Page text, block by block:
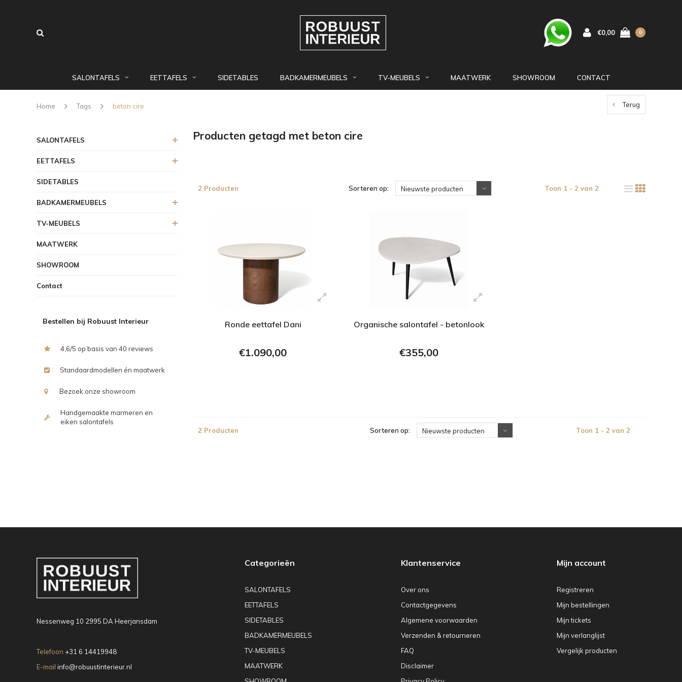
€0,00 0
SALONTAFELS EETTAFELS SIDETABLES BADKAMERMEUBELS TV-MEUBELS MAATWERK SHOWROOM CONTACT
Home Tags beton cire Terug
SALONTAFELS
EETTAFELS
SIDETABLES
BADKAMERMEUBELS
TV-MEUBELS
MAATWERK
SHOWROOM
Contact
Bestellen bij Robuust Interieur
4,6/5 op basis van 40 reviews
Standaardmodellen én maatwerk
Bezoek onze showroom
Handgemaakte marmeren en
eiken salontafels
Producten getagd met beton cire
2 Producten Sorteren op: Nieuwste producten Toon 1 - 2 van 2
Ronde eettafel Dani
€1.090,00
Organische salontafel - betonlook
€355,00
2 Producten Sorteren op: Nieuwste producten Toon 1 - 2 van 2
Nessenweg 10 2995 DA Heerjansdam
Telefoon +31 6 14419948
E-mail info@robuustinterieur.nl
Categorieën
SALONTAFELS
EETTAFELS
SIDETABLES
BADKAMERMEUBELS
TV-MEUBELS
MAATWERK
Klantenservice
Over ons
Contactgegevens
Algemene voorwaarden
Verzenden & retourneren
FAQ
Disclaimer
Mijn account
Registreren
Mijn bestellingen
Mijn tickets
Mijn verlanglijst
Vergelijk producten